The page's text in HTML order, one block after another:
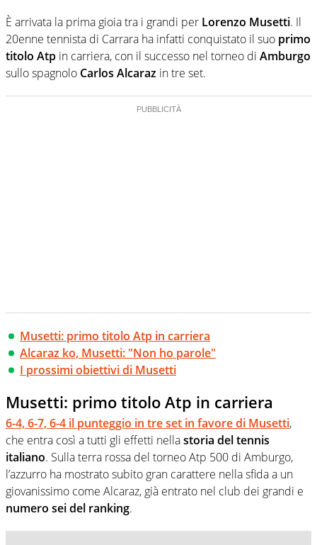
È arrivata la prima gioia tra i grandi per Lorenzo Musetti. Il
20enne tennista di Carrara ha infatti conquistato il suo primo
titolo Atp in carriera, con il successo nel torneo di Amburgo
sullo spagnolo Carlos Alcaraz in tre set.
Musetti: primo titolo Atp in carriera
Alcaraz ko, Musetti: "Non ho parole"
I prossimi obiettivi di Musetti
Musetti: primo titolo Atp in carriera
6-4, 6-7, 6-4 il punteggio in tre set in favore di Musetti,
che entra così a tutti gli effetti nellastoria del tennis
italiano. Sulla terra rossa del torneo Atp 500 di Amburgo,
l’azzurro ha mostrato subito gran carattere nella sfida a un
giovanissimo come Alcaraz, già entrato nel club dei grandi e
numero sei del ranking.